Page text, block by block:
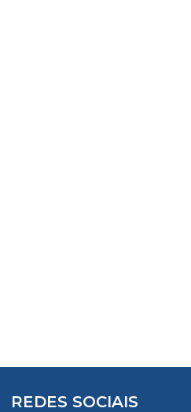
REDES SOCIAIS